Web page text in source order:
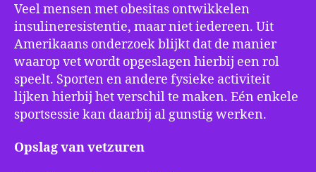
Veel mensen met obesitas ontwikkelen
insulineresistentie, maar niet iedereen. Uit
Amerikaans onderzoek blijkt dat de manier
waarop vet wordt opgeslagen hierbij een rol
speelt. Sporten en andere fysieke activiteit
lijken hierbij het verschil te maken. Eén enkele
sportsessie kan daarbij al gunstig werken.
Opslag van vetzuren